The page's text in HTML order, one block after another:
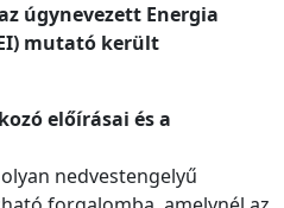
úgynevezett Energia
mutató került
előírásai és a
nedvestengelyű